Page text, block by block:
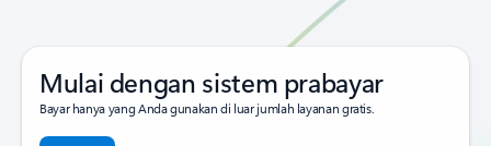
Mulai dengan sistem prabayar
Bayar hanya yang Anda gunakan di luar jumlah layanan gratis.